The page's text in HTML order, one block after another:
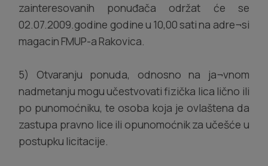
zainteresovanih ponuđača održat će se
02.07.2009.godine godine u 10,00 sati na adre¬si
magacin FMUP-a Rakovica.
5) Otvaranju ponuda, odnosno na ja¬vnom
nadmetanju mogu učestvovati fizička lica lično ili
po punomoćniku, te osoba koja je ovlaštena da
zastupa pravno lice ili opunomoćnik za učešće u
postupku licitacije.